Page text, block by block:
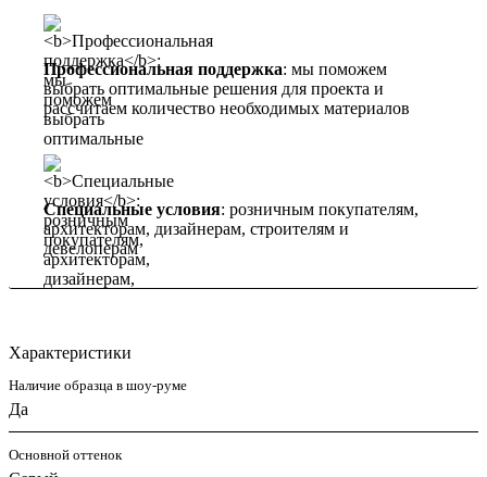
Профессиональная поддержка: мы поможем
выбрать оптимальные решения для проекта и
рассчитаем количество необходимых материалов
Специальные условия: розничным покупателям,
архитекторам, дизайнерам, строителям и
девелоперам
Характеристики
Наличие образца в шоу-руме
Да
Основной оттенок